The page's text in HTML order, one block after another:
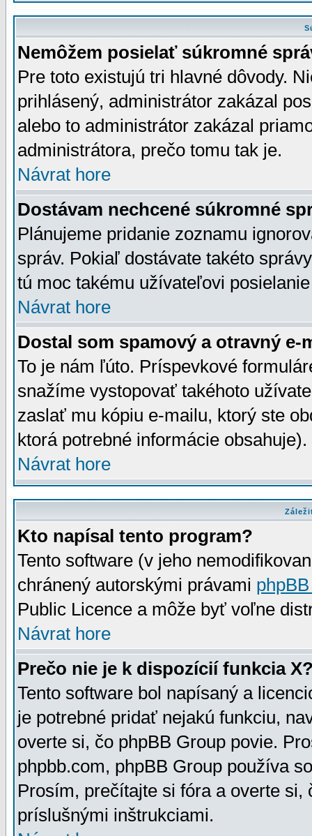
Nemôžem posielať súkromné
Pre toto existujú tri hlavné dôvody.
prihlásený, administrátor zakázal
alebo to administrátor zakázal
administrátora, prečo tomu tak je.
Návrat hore
Dostávam nechcené súkromné
Plánujeme pridanie zoznamu
správ. Pokiaľ dostávate takéto
tú moc takému užívateľovi
Návrat hore
Dostal som spamový a otravný e-
To je nám ľúto. Príspevkové
snažíme vystopovať takéhoto
zaslať mu kópiu e-mailu, ktorý ste
ktorá potrebné informácie
Návrat hore
Kto napísal tento program?
Tento software (v jeho
chránený autorskými právami
Public Licence a môže byť voľne
Návrat hore
Prečo nie je k dispozícií funkcia
Tento software bol napísaný a
je potrebné pridať nejakú funkciu,
overte si, čo phpBB Group povie.
phpbb.com, phpBB Group používa
Prosím, prečítajte si fóra a overte
príslušnými inštrukciami.